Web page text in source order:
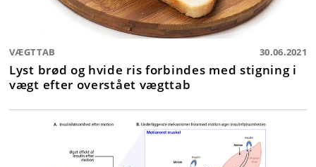
VÆGTTAB 30.06.2021
Lyst brød og hvide ris forbindes med stigning i
vægt efter overstået vægttab